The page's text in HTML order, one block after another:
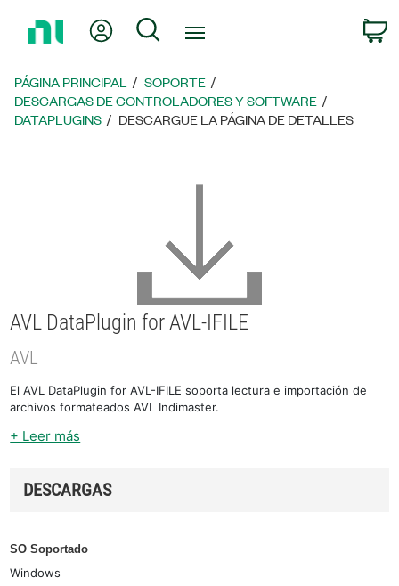
página
principal
Mi cuentaBúsqueda
PÁGINA PRINCIPAL
SOPORTE
DESCARGAS DE CONTROLADORES Y SOFTWARE
DATAPLUGINS
DESCARGUE LA PÁGINA DE DETALLES
AVL DataPlugin for AVL-IFILE
AVL
El AVL DataPlugin for AVL-IFILE soporta lectura e importación de
archivos formateados AVL Indimaster.
+ Leer más
DESCARGAS
SO Soportado
Windows